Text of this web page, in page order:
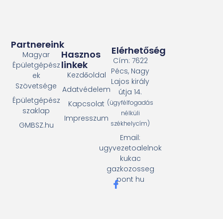
Elérhetőség
Cím: 7622
Pécs, Nagy
Lajos király
útja 14.
(ügyfélfogadás
nélküli
székhelycím)
Email:
ugyvezetoalelnok
kukac
gazkozosseg
pont hu
Hasznos
linkek
Kezdőoldal
Adatvédelem
Kapcsolat
Impresszum
Partnereink
Magyar
Épületgépész
ek
Szövetsége
Épületgépész
szaklap
GMBSZ.hu